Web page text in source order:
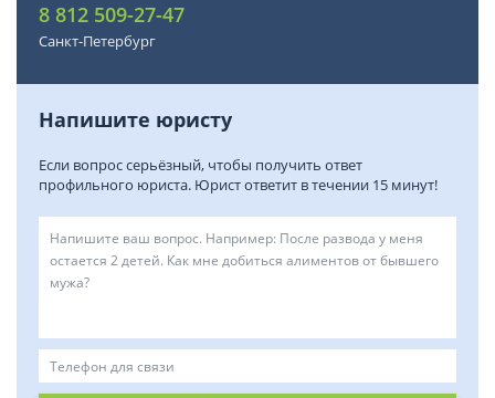
8 812 509-27-47
Санкт-Петербург
Напишите юристу
Если вопрос серьёзный, чтобы получить ответ
профильного юриста. Юрист ответит в течении 15 минут!